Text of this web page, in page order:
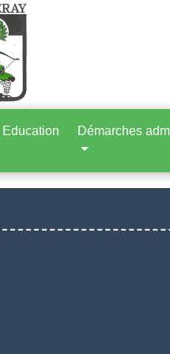
Education Démarches